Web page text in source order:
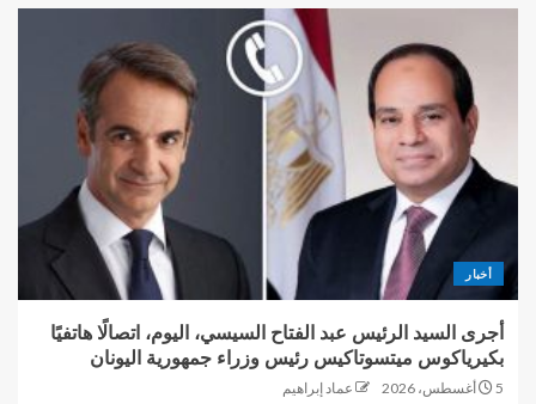
أخبار
أجرى السيد الرئيس عبد الفتاح السيسي، اليوم، اتصالًا هاتفيًا
بكيرياكوس ميتسوتاكيس رئيس وزراء جمهورية اليونان
5 أغسطس، 2026 عماد إبراهيم